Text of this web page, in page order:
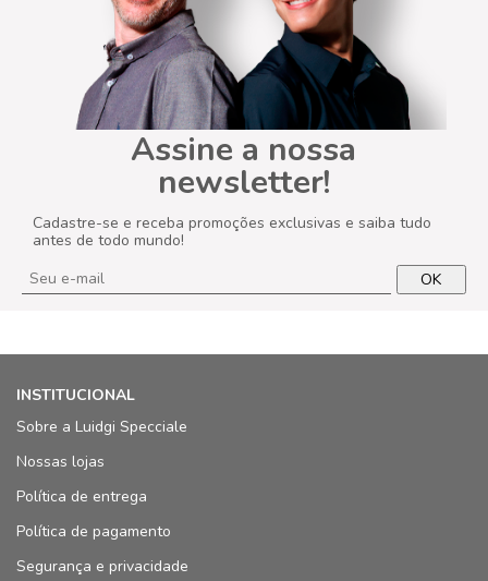
Assine a nossa
newsletter!
Cadastre-se e receba promoções exclusivas e saiba tudo
antes de todo mundo!
OK
INSTITUCIONAL
Sobre a Luidgi Specciale
Nossas lojas
Política de entrega
Política de pagamento
Segurança e privacidade